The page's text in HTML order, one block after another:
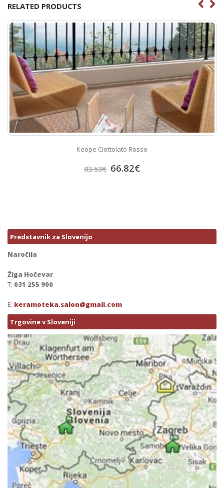
RELATED PRODUCTS
Keope Ciottolato Rosso
83.53€ 66.82€
Predstavnik za Slovenijo
Naročila
Žiga Hočevar
T: 031 255 900
E: keramoteka.salon@gmail.com
Trgovine v Sloveniji